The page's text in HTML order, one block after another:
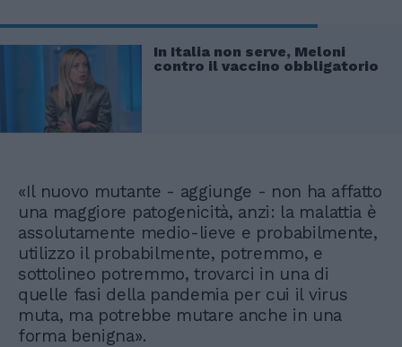
In Italia non serve, Meloni
contro il vaccino obbligatorio
«Il nuovo mutante - aggiunge - non ha affatto
una maggiore patogenicità, anzi: la malattia è
assolutamente medio-lieve e probabilmente,
utilizzo il probabilmente, potremmo, e
sottolineo potremmo, trovarci in una di
quelle fasi della pandemia per cui il virus
muta, ma potrebbe mutare anche in una
forma benigna».